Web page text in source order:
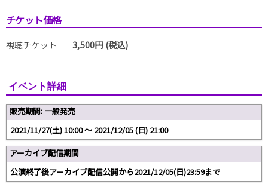
チケット価格
視聴チケット 3,500円 (税込)
イベント詳細
販売期間: 一般発売
2021/11/27(土) 10:00 〜 2021/12/05 (日) 21:00
アーカイブ配信期間
公演終了後アーカイブ配信公開から2021/12/05(日)23:59まで